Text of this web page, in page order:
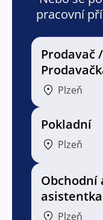
pracovní
Prodavač /
Plzeň
Pokladní
Plzeň
Obchodní
asistentka
Plzeň